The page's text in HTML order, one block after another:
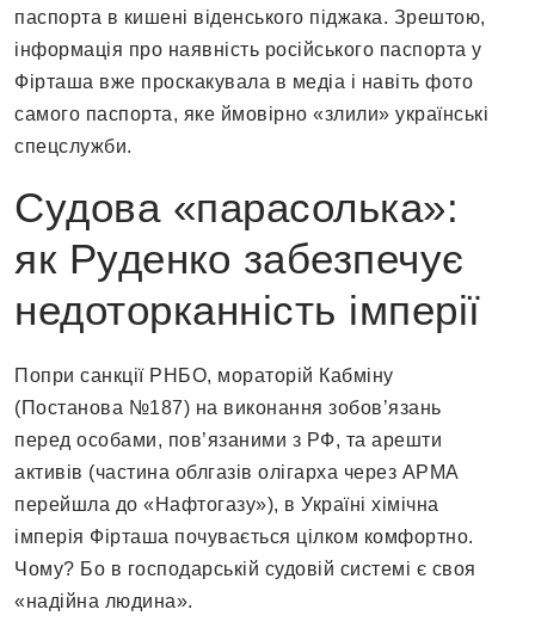
паспорта в кишені віденського піджака. Зрештою,
інформація про наявність російського паспорта у
Фірташа вже проскакувала в медіа і навіть фото
самого паспорта, яке ймовірно «злили» українські
спецслужби.
Судова «парасолька»:
як Руденко забезпечує
недоторканність імперії
Попри санкції РНБО, мораторій Кабміну
(Постанова №187) на виконання зобов’язань
перед особами, пов’язаними з РФ, та арешти
активів (частина облгазів олігарха через АРМА
перейшла до «Нафтогазу»), в Україні хімічна
імперія Фірташа почувається цілком комфортно.
Чому? Бо в господарській судовій системі є своя
«надійна людина».